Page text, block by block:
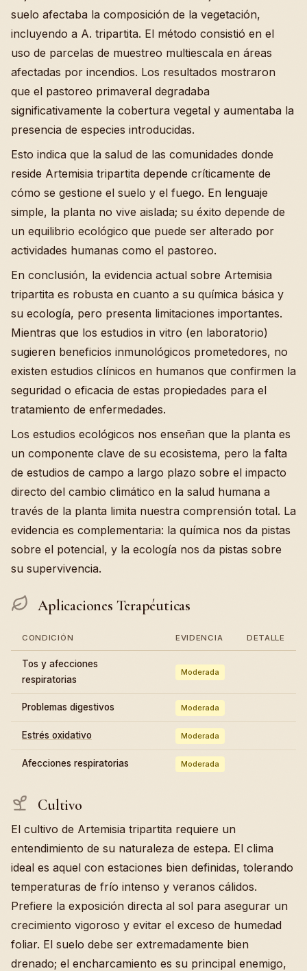
suelo afectaba la composición de la vegetación,
incluyendo a A. tripartita. El método consistió en el
uso de parcelas de muestreo multiescala en áreas
afectadas por incendios. Los resultados mostraron
que el pastoreo primaveral degradaba
significativamente la cobertura vegetal y aumentaba la
presencia de especies introducidas.
Esto indica que la salud de las comunidades donde
reside Artemisia tripartita depende críticamente de
cómo se gestione el suelo y el fuego. En lenguaje
simple, la planta no vive aislada; su éxito depende de
un equilibrio ecológico que puede ser alterado por
actividades humanas como el pastoreo.
En conclusión, la evidencia actual sobre Artemisia
tripartita es robusta en cuanto a su química básica y
su ecología, pero presenta limitaciones importantes.
Mientras que los estudios in vitro (en laboratorio)
sugieren beneficios inmunológicos prometedores, no
existen estudios clínicos en humanos que confirmen la
seguridad o eficacia de estas propiedades para el
tratamiento de enfermedades.
Los estudios ecológicos nos enseñan que la planta es
un componente clave de su ecosistema, pero la falta
de estudios de campo a largo plazo sobre el impacto
directo del cambio climático en la salud humana a
través de la planta limita nuestra comprensión total. La
evidencia es complementaria: la química nos da pistas
sobre el potencial, y la ecología nos da pistas sobre
su supervivencia.
Aplicaciones Terapéuticas
CONDICIÓN EVIDENCIA DETALLE
Tos y afecciones
respiratorias
Moderada
Problemas digestivos Moderada
Estrés oxidativo Moderada
Afecciones respiratorias Moderada
Cultivo
El cultivo de Artemisia tripartita requiere un
entendimiento de su naturaleza de estepa. El clima
ideal es aquel con estaciones bien definidas, tolerando
temperaturas de frío intenso y veranos cálidos.
Prefiere la exposición directa al sol para asegurar un
crecimiento vigoroso y evitar el exceso de humedad
foliar. El suelo debe ser extremadamente bien
drenado; el encharcamiento es su principal enemigo,